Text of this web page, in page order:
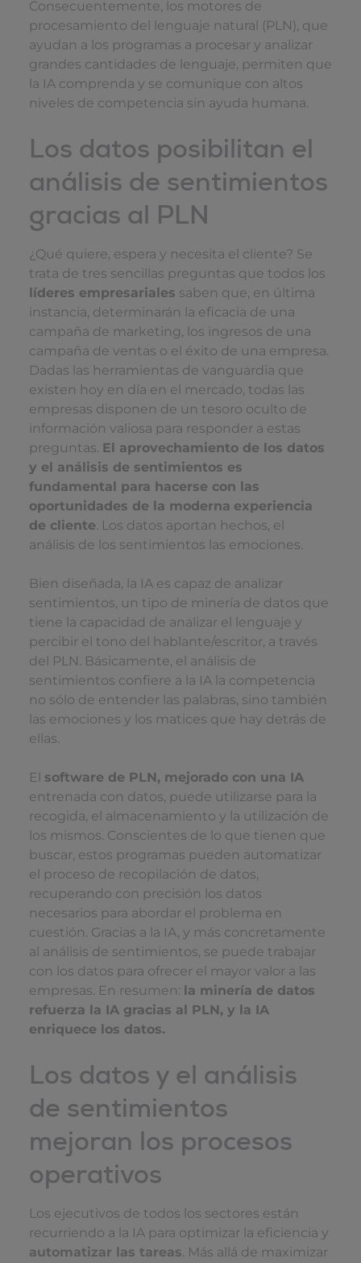
Consecuentemente, los motores de
procesamiento del lenguaje natural (PLN), que
ayudan a los programas a procesar y analizar
grandes cantidades de lenguaje, permiten que
la IA comprenda y se comunique con altos
niveles de competencia sin ayuda humana.
Los datos posibilitan el
análisis de sentimientos
gracias al PLN
¿Qué quiere, espera y necesita el cliente? Se
trata de tres sencillas preguntas que todos los
líderes empresariales saben que, en última
instancia, determinarán la eficacia de una
campaña de marketing, los ingresos de una
campaña de ventas o el éxito de una empresa.
Dadas las herramientas de vanguardia que
existen hoy en día en el mercado, todas las
empresas disponen de un tesoro oculto de
información valiosa para responder a estas
preguntas. El aprovechamiento de los datos
y el análisis de sentimientos es
fundamental para hacerse con las
oportunidades de la moderna experiencia
de cliente. Los datos aportan hechos, el
análisis de los sentimientos las emociones.
Bien diseñada, la IA es capaz de analizar
sentimientos, un tipo de minería de datos que
tiene la capacidad de analizar el lenguaje y
percibir el tono del hablante/escritor, a través
del PLN. Básicamente, el análisis de
sentimientos confiere a la IA la competencia
no sólo de entender las palabras, sino también
las emociones y los matices que hay detrás de
ellas.
El software de PLN, mejorado con una IA
entrenada con datos, puede utilizarse para la
recogida, el almacenamiento y la utilización de
los mismos. Conscientes de lo que tienen que
buscar, estos programas pueden automatizar
el proceso de recopilación de datos,
recuperando con precisión los datos
necesarios para abordar el problema en
cuestión. Gracias a la IA, y más concretamente
al análisis de sentimientos, se puede trabajar
con los datos para ofrecer el mayor valor a las
empresas. En resumen: la minería de datos
refuerza la IA gracias al PLN, y la IA
enriquece los datos.
Los datos y el análisis
de sentimientos
mejoran los procesos
operativos
Los ejecutivos de todos los sectores están
recurriendo a la IA para optimizar la eficiencia y
automatizar las tareas. Más allá de maximizar